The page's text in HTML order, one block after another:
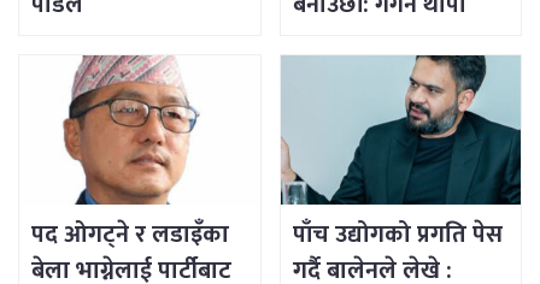
पद ओगट्ने र लडाइँका
बेला भाग्नेलाई पार्टीबाट
पाँच उद्योगको प्रगति पेस
गर्दै बालेनले लेखे :